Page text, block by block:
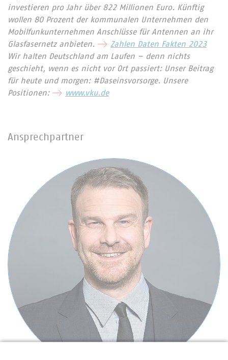
investieren pro Jahr über 822 Millionen Euro. Künftig
wollen 80 Prozent der kommunalen Unternehmen den
Mobilfunkunternehmen Anschlüsse für Antennen an ihr
Glasfasernetz anbieten.
Zahlen Daten Fakten 2023
Wir halten Deutschland am Laufen – denn nichts
geschieht, wenn es nicht vor Ort passiert: Unser Beitrag
für heute und morgen: #Daseinsvorsorge. Unsere
Positionen:
www.vku.de
Ansprechpartner